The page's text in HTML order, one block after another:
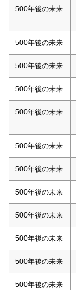
500年後の未来
500年後の未来
500年後の未来
500年後の未来
500年後の未来
500年後の未来
500年後の未来
500年後の未来
500年後の未来
500年後の未来
500年後の未来
500年後の未来